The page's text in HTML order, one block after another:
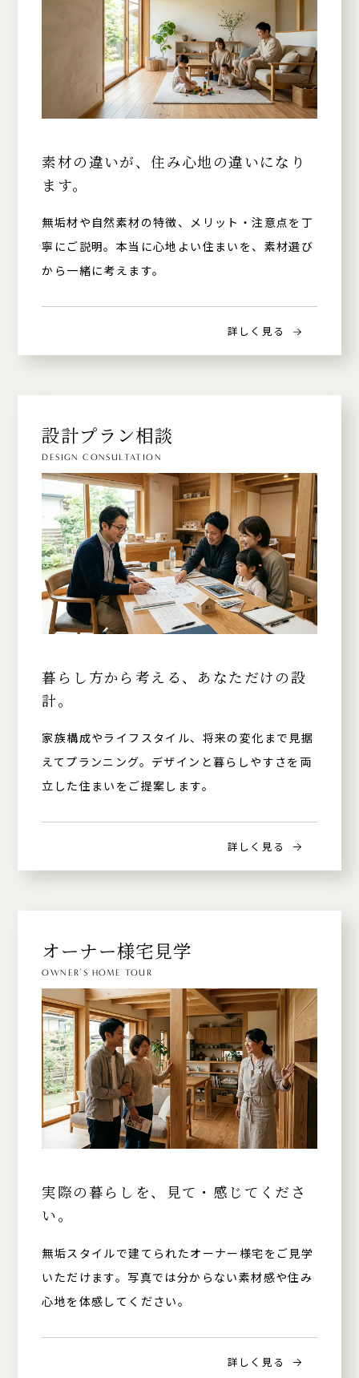
素材の違いが、住み心地の違いになり
ます。
無垢材や自然素材の特徴、メリット・注意点を丁
寧にご説明。本当に心地よい住まいを、素材選び
から一緒に考えます。
詳しく見る
設計プラン相談
DESIGN CONSULTATION
暮らし方から考える、あなただけの設
計。
家族構成やライフスタイル、将来の変化まで見据
えてプランニング。デザインと暮らしやすさを両
立した住まいをご提案します。
詳しく見る
オーナー様宅見学
OWNER’S HOME TOUR
実際の暮らしを、見て・感じてくださ
い。
無垢スタイルで建てられたオーナー様宅をご見学
いただけます。写真では分からない素材感や住み
心地を体感してください。
詳しく見る